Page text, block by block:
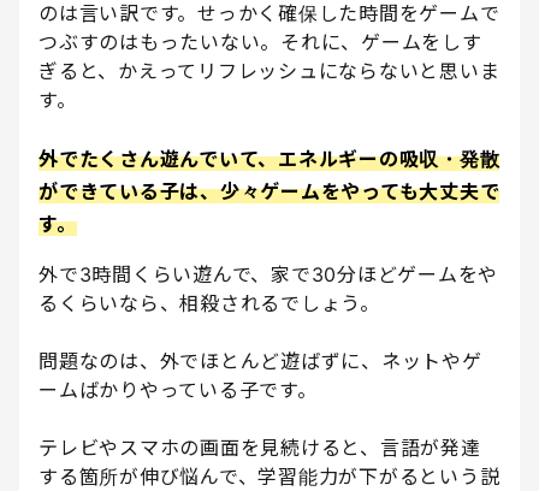
のは言い訳です。せっかく確保した時間をゲームで
つぶすのはもったいない。それに、ゲームをしす
ぎると、かえってリフレッシュにならないと思いま
す。
外でたくさん遊んでいて、エネルギーの吸収・発散
ができている子は、少々ゲームをやっても大丈夫で
す。
外で3時間くらい遊んで、家で30分ほどゲームをや
るくらいなら、相殺されるでしょう。
問題なのは、外でほとんど遊ばずに、ネットやゲ
ームばかりやっている子です。
テレビやスマホの画面を見続けると、言語が発達
する箇所が伸び悩んで、学習能力が下がるという説